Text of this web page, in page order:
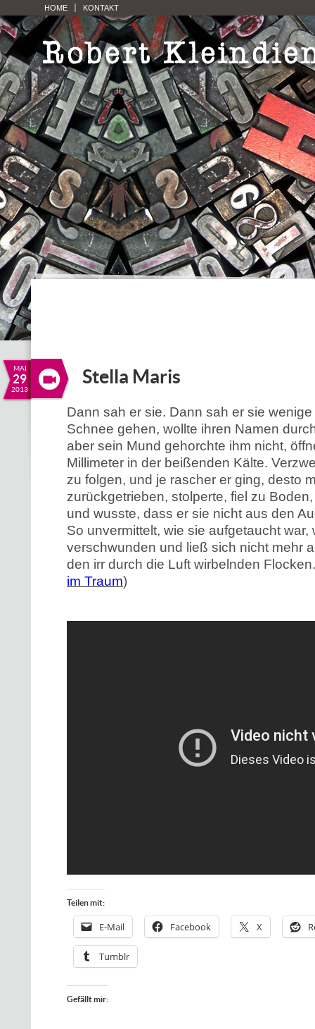
HOME KONTAKT
MAI
29
2013
Stella Maris
Dann sah er sie. Dann sah er sie
Schnee gehen, wollte ihren Namen
aber sein Mund gehorchte ihm nicht,
Millimeter in der beißenden Kälte.
zu folgen, und je rascher er ging, desto
zurückgetrieben, stolperte, fiel zu
und wusste, dass er sie nicht aus den
So unvermittelt, wie sie aufgetaucht war,
verschwunden und ließ sich nicht mehr
den irr durch die Luft wirbelnden
im Traum)
Teilen mit:
E-Mail Facebook X
Tumblr
Gefällt mir: